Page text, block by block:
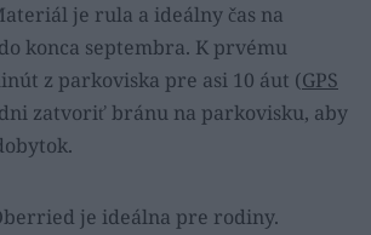
je rula a ideálny čas na
konca septembra. K prvému
z parkoviska pre asi 10 áut (GPS
zatvoriť bránu na parkovisku, aby
je ideálna pre rodiny.